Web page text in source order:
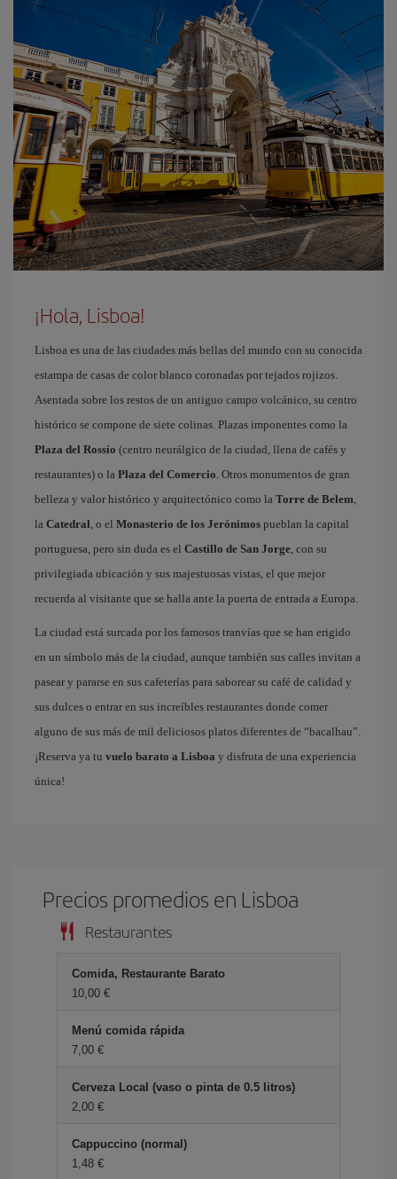
¡Hola, Lisboa!
Lisboa es una de las ciudades más bellas del mundo con su conocida
estampa de casas de color blanco coronadas por tejados rojizos.
Asentada sobre los restos de un antiguo campo volcánico, su centro
histórico se compone de siete colinas. Plazas imponentes como la
Plaza del Rossío (centro neurálgico de la ciudad, llena de cafés y
restaurantes) o la Plaza del Comercio. Otros monumentos de gran
belleza y valor histórico y arquitectónico como la Torre de Belem,
la Catedral, o el Monasterio de los Jerónimos pueblan la capital
portuguesa, pero sin duda es el Castillo de San Jorge, con su
privilegiada ubicación y sus majestuosas vistas, el que mejor
recuerda al visitante que se halla ante la puerta de entrada a Europa.
La ciudad está surcada por los famosos tranvías que se han erigido
en un símbolo más de la ciudad, aunque también sus calles invitan a
pasear y pararse en sus cafeterías para saborear su café de calidad y
sus dulces o entrar en sus increíbles restaurantes donde comer
alguno de sus más de mil deliciosos platos diferentes de “bacalhau”.
¡Reserva ya tu vuelo barato a Lisboa y disfruta de una experiencia
única!
Precios promedios en Lisboa
Restaurantes
Comida, Restaurante Barato
10,00 €
Menú comida rápida
7,00 €
Cerveza Local (vaso o pinta de 0.5 litros)
2,00 €
Cappuccino (normal)
1,48 €